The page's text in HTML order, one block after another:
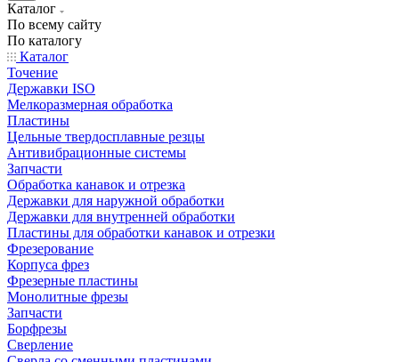
Каталог
По всему сайту
По каталогу
Каталог
Точение
Державки ISO
Мелкоразмерная обработка
Пластины
Цельные твердосплавные резцы
Антивибрационные системы
Запчасти
Обработка канавок и отрезка
Державки для наружной обработки
Державки для внутренней обработки
Пластины для обработки канавок и отрезки
Фрезерование
Корпуса фрез
Фрезерные пластины
Монолитные фрезы
Запчасти
Борфрезы
Сверление